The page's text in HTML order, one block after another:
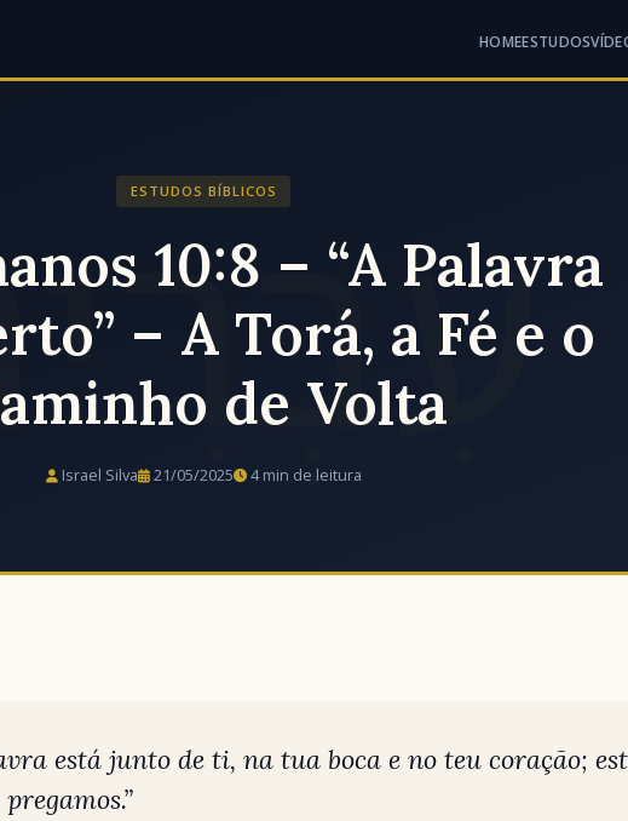
HOMEESTUDOS
ESTUDOS BÍBLICOS
10:8 – “A Palavra
– A Torá, a Fé e o
de Volta
Israel Silva 21/05/2025 4 min de leitura
está junto de ti, na tua boca e no teu coração;